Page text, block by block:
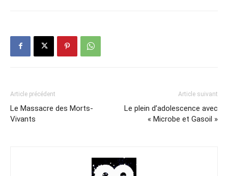
Article précédent
Le Massacre des Morts-
Vivants
Article suivant
Le plein d’adolescence avec
« Microbe et Gasoil »